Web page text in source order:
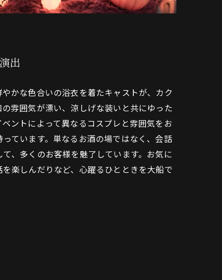
出
かな色合いの浴衣を着たキャストが、カク
雰囲気が漂い、涼しげな装いと共にゆった
ントによって異なるコスプレと雰囲気をお
ています。単なるお酒の場ではなく、会話
、多くのお客様を魅了しています。お気に
楽しんだりなど、心躍るひとときを大船で